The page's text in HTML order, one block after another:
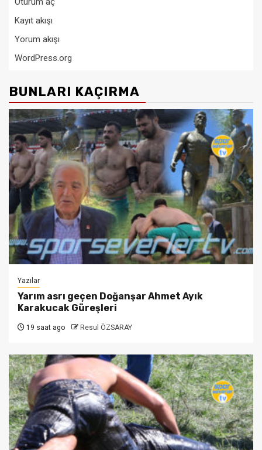
Kayıt akışı
Yorum akışı
WordPress.org
BUNLARI KAÇIRMA
Yazılar
Yarım asrı geçen Doğanşar Ahmet Ayık
Karakucak Güreşleri
19 saat ago Resul ÖZSARAY